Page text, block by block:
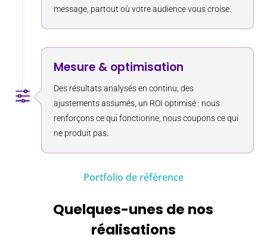
message, partout où votre audience vous croise.
f
Mesure & optimisation
Des résultats analysés en continu, des
ajustements assumés, un ROI optimisé : nous
renforçons ce qui fonctionne, nous coupons ce qui
ne produit pas.
Portfolio de référence
Quelques-unes de nos
réalisations